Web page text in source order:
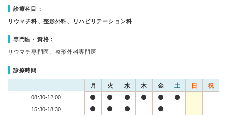
診療科目：
リウマチ科、整形外科、リハビリテーション科
専門医・資格：
リウマチ専門医、整形外科専門医
診療時間
月 火 水 木 金 土 日 祝
08:30-12:00
15:30-18:30